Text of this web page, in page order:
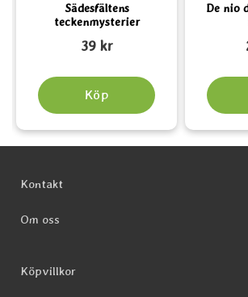
Sädesfältens
teckenmysterier
Art. nr 589239 kr
Köp
De nio
Art. nr
Kontakt
Om oss
Köpvillkor